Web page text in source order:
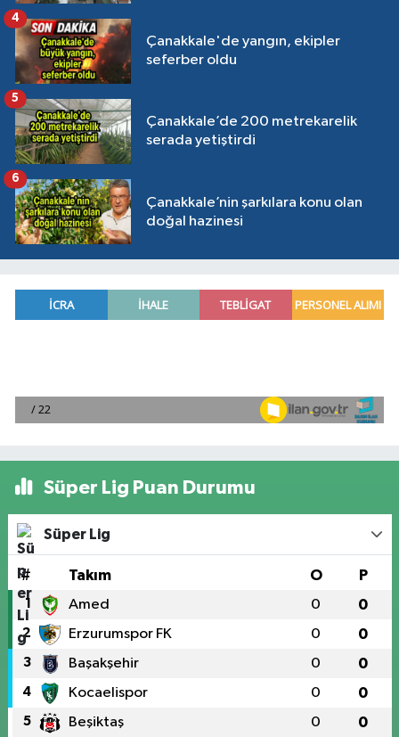
Çanakkale'de yangın, ekipler
seferber oldu
4
Çanakkale’de 200 metrekarelik
serada yetiştirdi
5
Çanakkale’nin şarkılara konu olan
doğal hazinesi
6
Süper Lig Puan Durumu
Süper Lig
# Takım O P
1 Amed 0 0
2 Erzurumspor FK 0 0
3 Başakşehir 0 0
4 Kocaelispor 0 0
5 Beşiktaş 0 0